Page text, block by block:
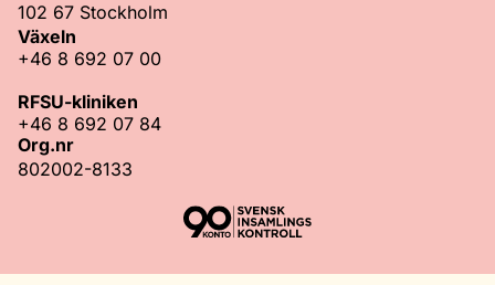
102 67 Stockholm
Växeln
+46 8 692 07 00
RFSU-kliniken
+46 8 692 07 84
Org.nr
802002-8133